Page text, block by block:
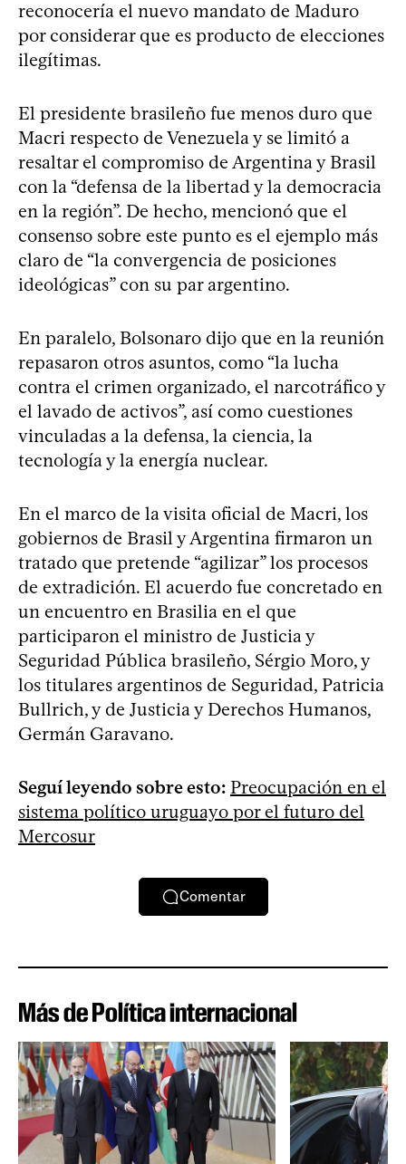
reconocería el nuevo mandato de Maduro
por considerar que es producto de elecciones
ilegítimas.
El presidente brasileño fue menos duro que
Macri respecto de Venezuela y se limitó a
resaltar el compromiso de Argentina y Brasil
con la “defensa de la libertad y la democracia
en la región”. De hecho, mencionó que el
consenso sobre este punto es el ejemplo más
claro de “la convergencia de posiciones
ideológicas” con su par argentino.
En paralelo, Bolsonaro dijo que en la reunión
repasaron otros asuntos, como “la lucha
contra el crimen organizado, el narcotráfico y
el lavado de activos”, así como cuestiones
vinculadas a la defensa, la ciencia, la
tecnología y la energía nuclear.
En el marco de la visita oficial de Macri, los
gobiernos de Brasil y Argentina firmaron un
tratado que pretende “agilizar” los procesos
de extradición. El acuerdo fue concretado en
un encuentro en Brasilia en el que
participaron el ministro de Justicia y
Seguridad Pública brasileño, Sérgio Moro, y
los titulares argentinos de Seguridad, Patricia
Bullrich, y de Justicia y Derechos Humanos,
Germán Garavano.
Seguí leyendo sobre esto: Preocupación en el
sistema político uruguayo por el futuro del
Mercosur
Comentar
Más de Política internacional